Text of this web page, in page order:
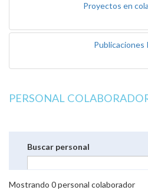
Proyectos en
Publicaciones
PERSONAL
Buscar personal
Mostrando 0personal colaborador